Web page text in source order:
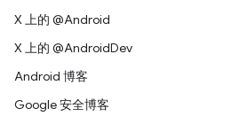
X 上的 @Android
X 上的 @AndroidDev
Android 博客
Google 安全博客